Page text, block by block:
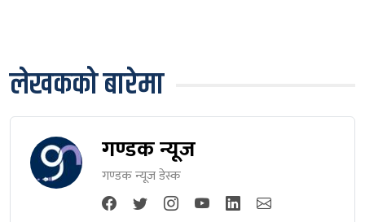
लेखकको बारेमा
गण्डक न्यूज
गण्डक न्यूज डेस्क